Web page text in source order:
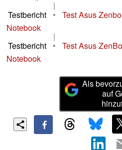
|
Testbericht
•
Test Asus
Notebook
|
Testbericht
•
Test Asus
Notebook
Als
auf